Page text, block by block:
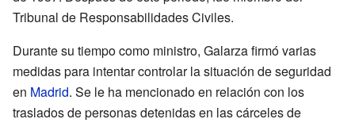
Tribunal de Responsabilidades Civiles.
Durante su tiempo como ministro, Galarza firmó varias
medidas para intentar controlar la situación de seguridad
en Madrid. Se le ha mencionado en relación con los
traslados de personas detenidas en las cárceles de